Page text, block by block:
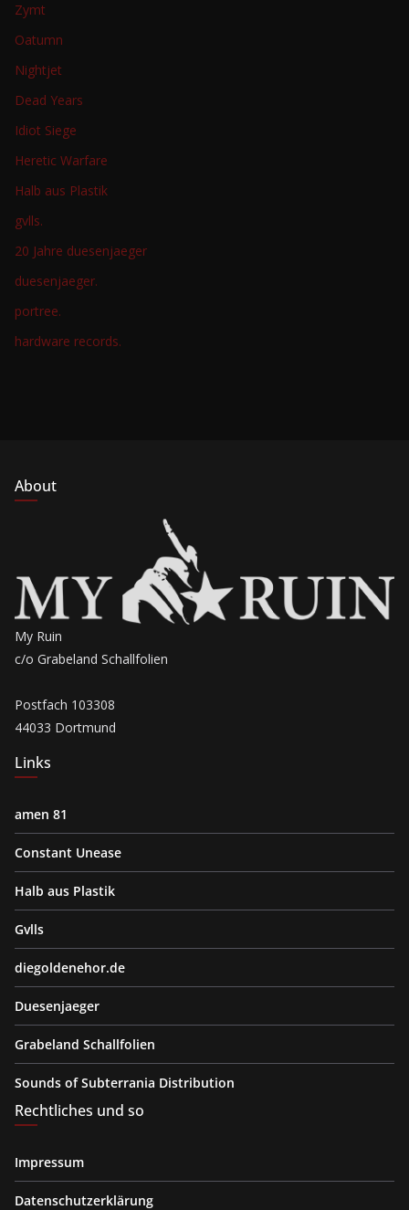
Zymt
Oatumn
Nightjet
Dead Years
Idiot Siege
Heretic Warfare
Halb aus Plastik
gvlls.
20 Jahre duesenjaeger
duesenjaeger.
portree.
hardware records.
About
My Ruin
c/o Grabeland Schallfolien
Postfach 103308
44033 Dortmund
Links
amen 81
Constant Unease
Halb aus Plastik
Gvlls
diegoldenehor.de
Duesenjaeger
Grabeland Schallfolien
Sounds of Subterrania Distribution
Rechtliches und so
Impressum
Datenschutzerklärung